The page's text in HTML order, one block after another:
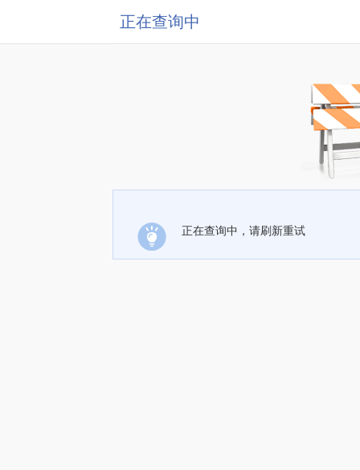
正在查询中
正在查询中，请刷新重试